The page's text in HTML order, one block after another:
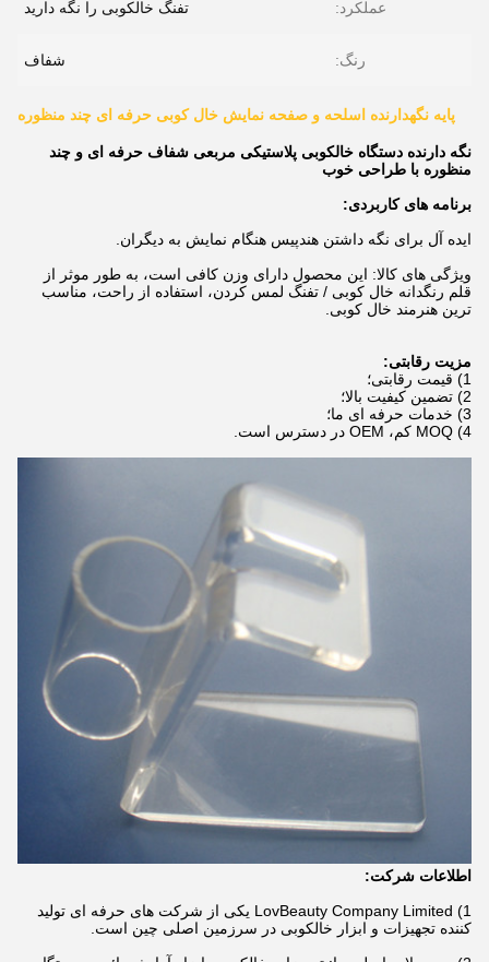
عملکرد: تفنگ خالکوبی را نگه دارید
رنگ: شفاف
پایه نگهدارنده اسلحه و صفحه نمایش خال کوبی حرفه ای چند منظوره
نگه دارنده دستگاه خالکوبی پلاستیکی مربعی شفاف حرفه ای و چند
منظوره با طراحی خوب
برنامه های کاربردی:
ایده آل برای نگه داشتن هندپیس هنگام نمایش به دیگران.
ویژگی های کالا: این محصول دارای وزن کافی است، به طور موثر از
قلم رنگدانه خال کوبی / تفنگ لمس کردن، استفاده از راحت، مناسب
ترین هنرمند خال کوبی.
مزیت رقابتی:
1) قیمت رقابتی؛
2) تضمین کیفیت بالا؛
3) خدمات حرفه ای ما؛
4) MOQ کم، OEM در دسترس است.
اطلاعات شرکت:
1) LovBeauty Company Limited یکی از شرکت های حرفه ای تولید
کننده تجهیزات و ابزار خالکوبی در سرزمین اصلی چین است.